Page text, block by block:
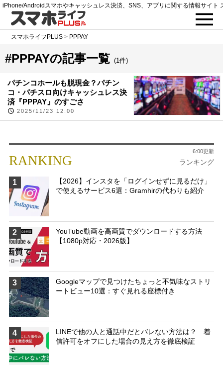
iPhone/Androidスマホやキャッシュレス決済、SNS、アプリに関する情報サイト
スマホライフPLUS > PPPAY
#PPPAYの記事一覧 (1件)
パチンコホールも脱現金？パチン
コ・パチスロ向けキャッシュレス決
済『PPPAY』のすごさ
2025/11/23 12:00
RANKING ランキング
6:00更新
1
【2026】インスタを「ログインせずに見るだけ」
で使えるサービス6選：Gramhirの代わりも紹介
2
YouTube動画を高画質でダウンロードする方法
【1080p対応・2026版】
3
Googleマップで見つけたちょっと不気味なストリ
ートビュー10選：すぐ見れる座標付き
4
LINEで他の人と通話中だとバレない方法は？ 着
信許可をオフにした場合の見え方を徹底検証